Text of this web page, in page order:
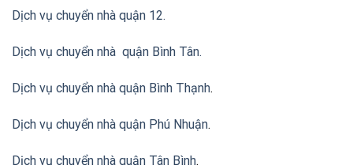
Dịch vụ chuyển nhà quận 12.
Dịch vụ chuyển nhà quận Bình Tân.
Dịch vụ chuyển nhà quận Bình Thạnh.
Dịch vụ chuyển nhà quận Phú Nhuận.
Dịch vụ chuyển nhà quận Tân Bình.